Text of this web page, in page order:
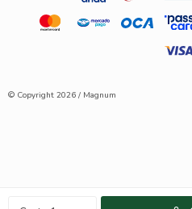
© Copyright 2026 / Magnum